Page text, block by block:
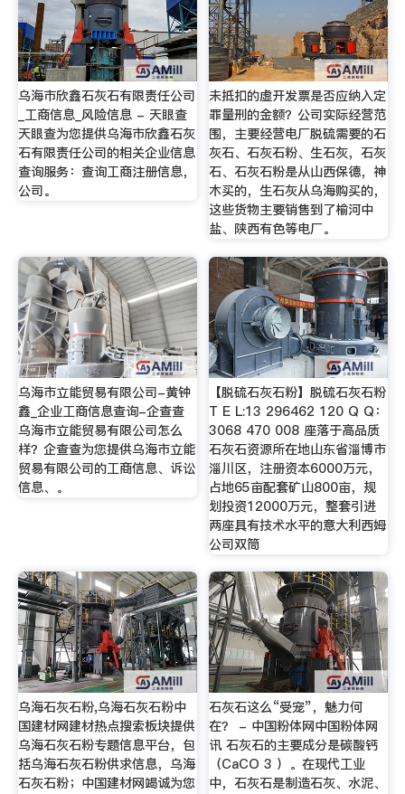
乌海市欣鑫石灰石有限责任公司
_工商信息_风险信息 - 天眼查
天眼查为您提供乌海市欣鑫石灰
石有限责任公司的相关企业信息
查询服务：查询工商注册信息，
公司。
未抵扣的虚开发票是否应纳入定
罪量刑的金额？公司实际经营范
围，主要经营电厂脱硫需要的石
灰石、石灰石粉、生石灰，石灰
石、石灰石粉是从山西保德，神
木买的，生石灰从乌海购买的，
这些货物主要销售到了榆河中
盐、陕西有色等电厂。
乌海市立能贸易有限公司-黄钟
鑫_企业工商信息查询-企查查
乌海市立能贸易有限公司怎么
样？企查查为您提供乌海市立能
贸易有限公司的工商信息、诉讼
信息、。
【脱硫石灰石粉】脱硫石灰石粉
T E L:13 296462 120 Q Q：
3068 470 008 座落于高品质
石灰石资源所在地山东省淄博市
淄川区，注册资本6000万元，
占地65亩配套矿山800亩，规
划投资12000万元，整套引进
两座具有技术水平的意大利西姆
公司双筒
乌海石灰石粉,乌海石灰石粉中
国建材网建材热点搜索板块提供
乌海石灰石粉专题信息平台，包
括乌海石灰石粉供求信息，乌海
石灰石粉；中国建材网竭诚为您
石灰石这么“受宠”，魅力何
在？ - 中国粉体网中国粉体网
讯 石灰石的主要成分是碳酸钙
（CaCO 3 ）。在现代工业
中，石灰石是制造石灰、水泥、